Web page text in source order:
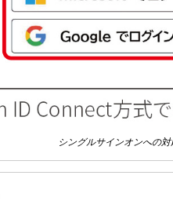
シングルサインオンへの